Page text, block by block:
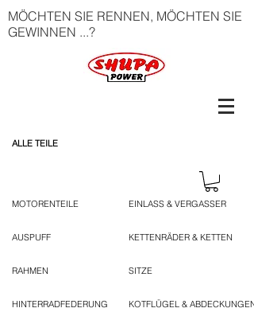
MÖCHTEN SIE RENNEN, MÖCHTEN SIE
GEWINNEN ...?
ALLE TEILE
MOTORENTEILE
AUSPUFF
RAHMEN
HINTERRADFEDERUNG
EINLASS & VERGASSER
KETTENRÄDER & KETTEN
SITZE
KOTFLÜGEL & ABDECKUNGEN